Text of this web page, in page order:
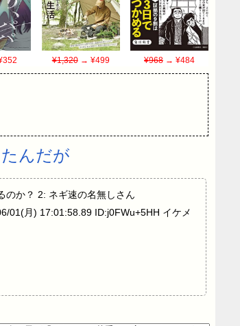
¥1,320→ ¥499 ¥968→ ¥484
んだが
のか？ 2: ネギ速の名無しさん
01(月) 17:01:58.89 ID:j0FWu+5HH イケメ